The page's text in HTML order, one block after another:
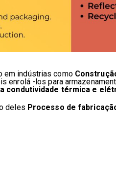
em indústrias como
enrolá -los para
condutividade térmica e
deles Processo de